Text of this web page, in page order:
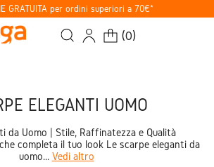
GRATUITA per ordini superiori a 70€*
(0)
ELEGANTI UOMO
da Uomo | Stile, Raffinatezza e Qualità
completa il tuo look Le scarpe eleganti da
uomo... Vedi altro